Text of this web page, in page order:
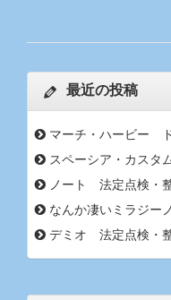
最近の投稿
マーチ・ハービー
スペーシア・カス
ノート 法定点検・
なんか凄いミラジー
デミオ 法定点検・